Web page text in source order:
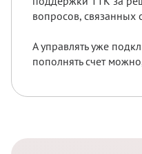
вопросов, связанных
А управлять уже
пополнять счет